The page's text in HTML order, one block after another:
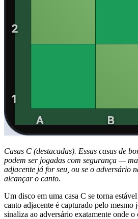
Casas C (destacadas). Essas casas de
podem ser jogadas com segurança —
adjacente já for seu, ou se o adversário
alcançar o canto.
Um disco em uma casa C se torna
canto adjacente é capturado pelo mesmo
sinaliza ao adversário exatamente onde o